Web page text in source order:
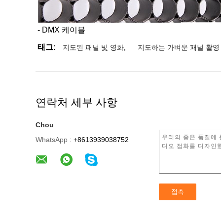
- DMX 케이블
태그: 지도된 패널 빛 영화 지도하는 가벼운 패널 촬영
연락처 세부 사항
Chou
WhatsApp : +8613939038752